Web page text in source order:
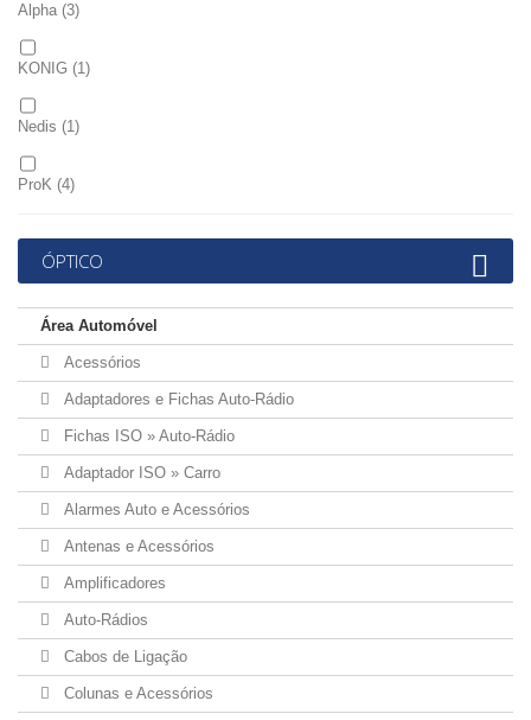
Alpha (3)
KONIG (1)
Nedis (1)
ProK (4)
ÓPTICO
Área Automóvel
Acessórios
Adaptadores e Fichas Auto-Rádio
Fichas ISO » Auto-Rádio
Adaptador ISO » Carro
Alarmes Auto e Acessórios
Antenas e Acessórios
Amplificadores
Auto-Rádios
Cabos de Ligação
Colunas e Acessórios